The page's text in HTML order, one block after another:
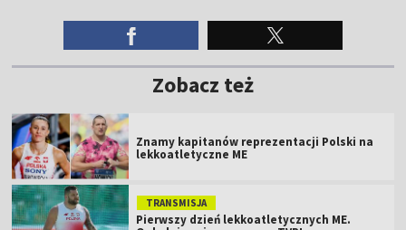
Zobacz też
Znamy kapitanów reprezentacji Polski na
lekkoatletyczne ME
TRANSMISJA
Pierwszy dzień lekkoatletycznych ME.